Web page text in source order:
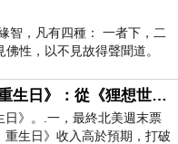
智，凡有四種： 一者下，二
性，以不見故得聲聞道。
二刷《蜘蛛人：重生日》：從《狸想世界》到《怪奇物語》
日》。.一，最終北美週末票
重生日》收入高於預期，打破